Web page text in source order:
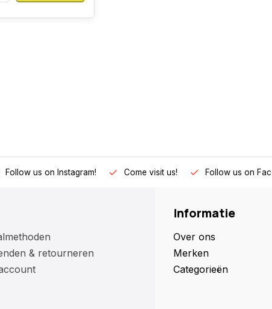
Follow us on Instagram! Come visit us! Follow us on
& retourneren
Informatie
Over ons
Merken
Categorieën